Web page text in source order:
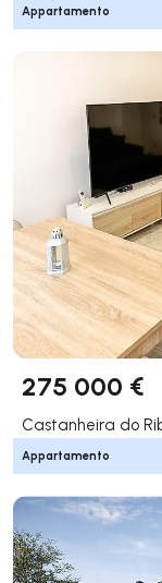
Appartamento
275 000 €
Castanheira do
Appartamento